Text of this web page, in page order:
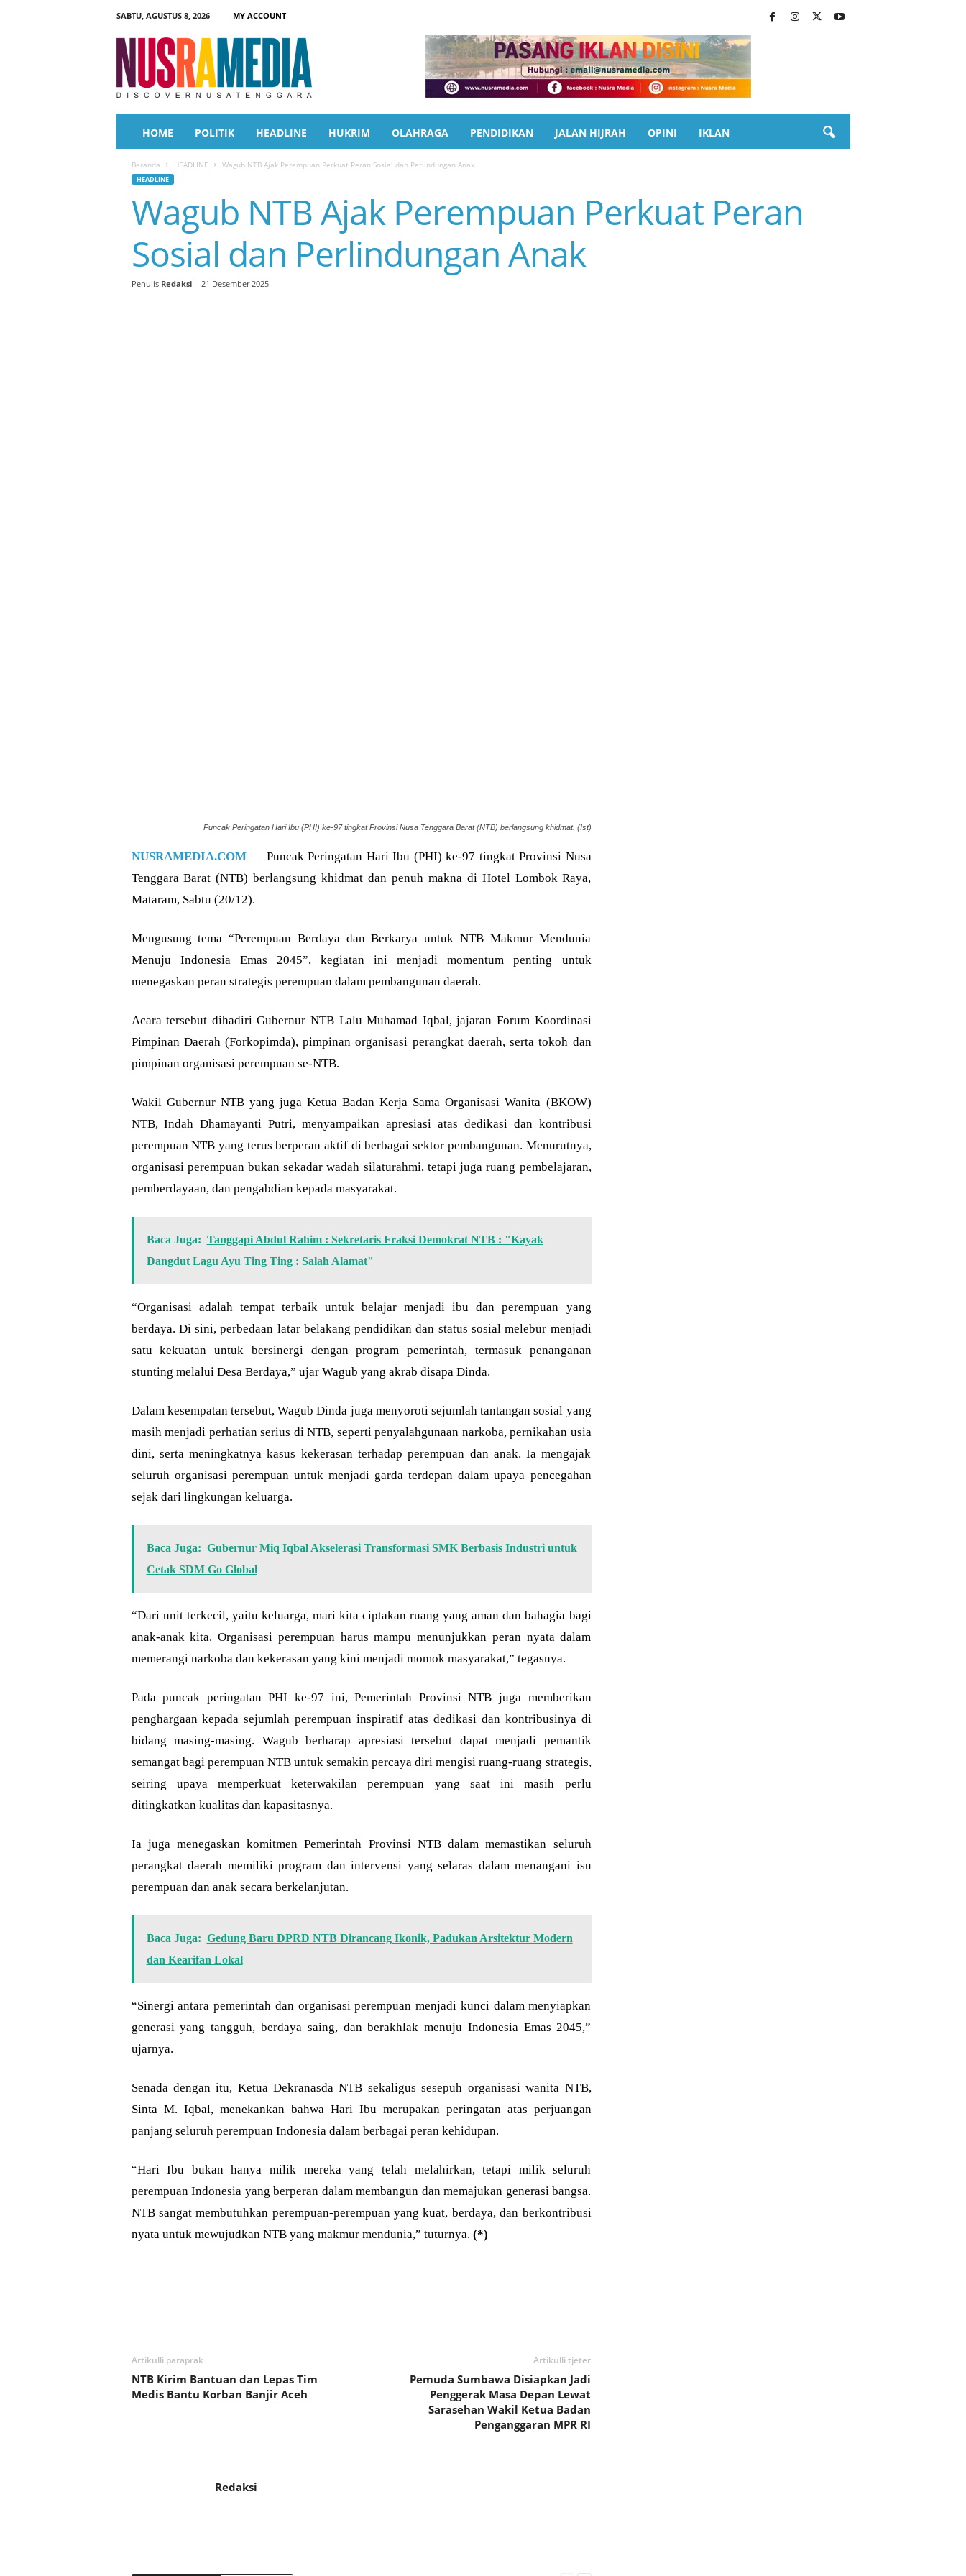
SABTU, AGUSTUS 8, 2026
MY ACCOUNT
a
HOME POLITIK HEADLINE HUKRIM OLAHRAGA PENDIDIKAN JALAN HIJRAH OPINI IKLAN
Beranda HEADLINE Wagub NTB Ajak Perempuan Perkuat Peran Sosial dan Perlindungan Anak
HEADLINE
Wagub NTB Ajak Perempuan Perkuat Peran
Sosial dan Perlindungan Anak
Penulis Redaksi- 21 Desember 2025
Puncak Peringatan Hari Ibu (PHI) ke-97 tingkat Provinsi Nusa Tenggara Barat (NTB) berlangsung khidmat. (Ist)
NUSRAMEDIA.COM— Puncak Peringatan Hari Ibu (PHI) ke-97 tingkat Provinsi Nusa
Tenggara Barat (NTB) berlangsung khidmat dan penuh makna di Hotel Lombok Raya,
Mataram, Sabtu (20/12).
Mengusung tema “Perempuan Berdaya dan Berkarya untuk NTB Makmur Mendunia
Menuju Indonesia Emas 2045”, kegiatan ini menjadi momentum penting untuk
menegaskan peran strategis perempuan dalam pembangunan daerah.
Acara tersebut dihadiri Gubernur NTB Lalu Muhamad Iqbal, jajaran Forum Koordinasi
Pimpinan Daerah (Forkopimda), pimpinan organisasi perangkat daerah, serta tokoh dan
pimpinan organisasi perempuan se-NTB.
Wakil Gubernur NTB yang juga Ketua Badan Kerja Sama Organisasi Wanita (BKOW)
NTB, Indah Dhamayanti Putri, menyampaikan apresiasi atas dedikasi dan kontribusi
perempuan NTB yang terus berperan aktif di berbagai sektor pembangunan. Menurutnya,
organisasi perempuan bukan sekadar wadah silaturahmi, tetapi juga ruang pembelajaran,
pemberdayaan, dan pengabdian kepada masyarakat.
Baca Juga: Tanggapi Abdul Rahim : Sekretaris Fraksi Demokrat NTB : "Kayak
Dangdut Lagu Ayu Ting Ting : Salah Alamat"
“Organisasi adalah tempat terbaik untuk belajar menjadi ibu dan perempuan yang
berdaya. Di sini, perbedaan latar belakang pendidikan dan status sosial melebur menjadi
satu kekuatan untuk bersinergi dengan program pemerintah, termasuk penanganan
stunting melalui Desa Berdaya,” ujar Wagub yang akrab disapa Dinda.
Dalam kesempatan tersebut, Wagub Dinda juga menyoroti sejumlah tantangan sosial yang
masih menjadi perhatian serius di NTB, seperti penyalahgunaan narkoba, pernikahan usia
dini, serta meningkatnya kasus kekerasan terhadap perempuan dan anak. Ia mengajak
seluruh organisasi perempuan untuk menjadi garda terdepan dalam upaya pencegahan
sejak dari lingkungan keluarga.
Baca Juga: Gubernur Miq Iqbal Akselerasi Transformasi SMK Berbasis Industri untuk
Cetak SDM Go Global
“Dari unit terkecil, yaitu keluarga, mari kita ciptakan ruang yang aman dan bahagia bagi
anak-anak kita. Organisasi perempuan harus mampu menunjukkan peran nyata dalam
memerangi narkoba dan kekerasan yang kini menjadi momok masyarakat,” tegasnya.
Pada puncak peringatan PHI ke-97 ini, Pemerintah Provinsi NTB juga memberikan
penghargaan kepada sejumlah perempuan inspiratif atas dedikasi dan kontribusinya di
bidang masing-masing. Wagub berharap apresiasi tersebut dapat menjadi pemantik
semangat bagi perempuan NTB untuk semakin percaya diri mengisi ruang-ruang strategis,
seiring upaya memperkuat keterwakilan perempuan yang saat ini masih perlu
ditingkatkan kualitas dan kapasitasnya.
Ia juga menegaskan komitmen Pemerintah Provinsi NTB dalam memastikan seluruh
perangkat daerah memiliki program dan intervensi yang selaras dalam menangani isu
perempuan dan anak secara berkelanjutan.
Baca Juga: Gedung Baru DPRD NTB Dirancang Ikonik, Padukan Arsitektur Modern
dan Kearifan Lokal
“Sinergi antara pemerintah dan organisasi perempuan menjadi kunci dalam menyiapkan
generasi yang tangguh, berdaya saing, dan berakhlak menuju Indonesia Emas 2045,”
ujarnya.
Senada dengan itu, Ketua Dekranasda NTB sekaligus sesepuh organisasi wanita NTB,
Sinta M. Iqbal, menekankan bahwa Hari Ibu merupakan peringatan atas perjuangan
panjang seluruh perempuan Indonesia dalam berbagai peran kehidupan.
“Hari Ibu bukan hanya milik mereka yang telah melahirkan, tetapi milik seluruh
perempuan Indonesia yang berperan dalam membangun dan memajukan generasi bangsa.
NTB sangat membutuhkan perempuan-perempuan yang kuat, berdaya, dan berkontribusi
nyata untuk mewujudkan NTB yang makmur mendunia,” tuturnya. (*)
Artikulli paraprak
NTB Kirim Bantuan dan Lepas Tim
Medis Bantu Korban Banjir Aceh
Artikulli tjetër
Pemuda Sumbawa Disiapkan Jadi
Penggerak Masa Depan Lewat
Sarasehan Wakil Ketua Badan
Penganggaran MPR RI
Redaksi